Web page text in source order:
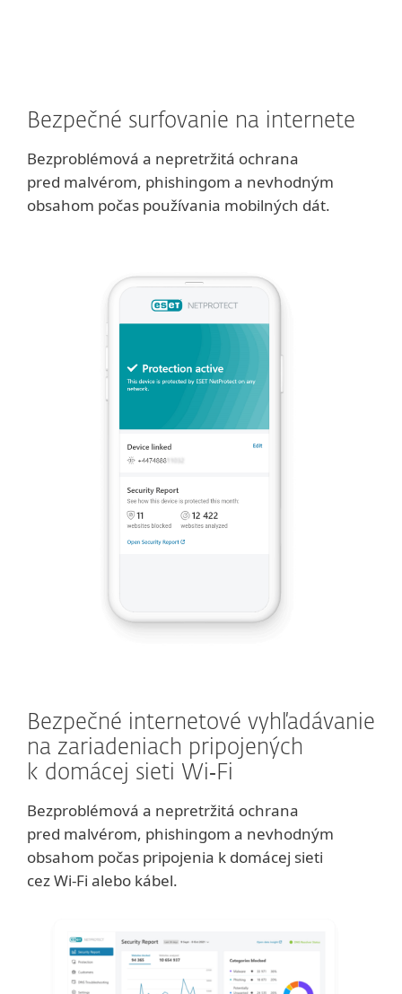
Bezpečné surfovanie na internete
Bezproblémová a nepretržitá ochrana
pred malvérom, phishingom a nevhodným
obsahom počas používania mobilných dát.
Bezpečné internetové vyhľadávanie
na zariadeniach pripojených
k domácej sieti Wi‑Fi
Bezproblémová a nepretržitá ochrana
pred malvérom, phishingom a nevhodným
obsahom počas pripojenia k domácej sieti
cez Wi‑Fi alebo kábel.